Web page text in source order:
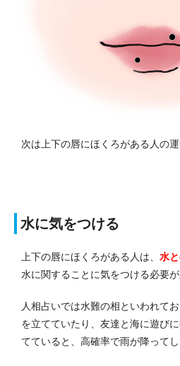
次は上下の唇にほくろがある人の運
水に気をつける
上下の唇にほくろがある人は、 水
水に関することに気をつける必要が
人相占いでは水難の相といわれて
を立てていたり、友達と海に遊び
てていると、高確率で雨が降って